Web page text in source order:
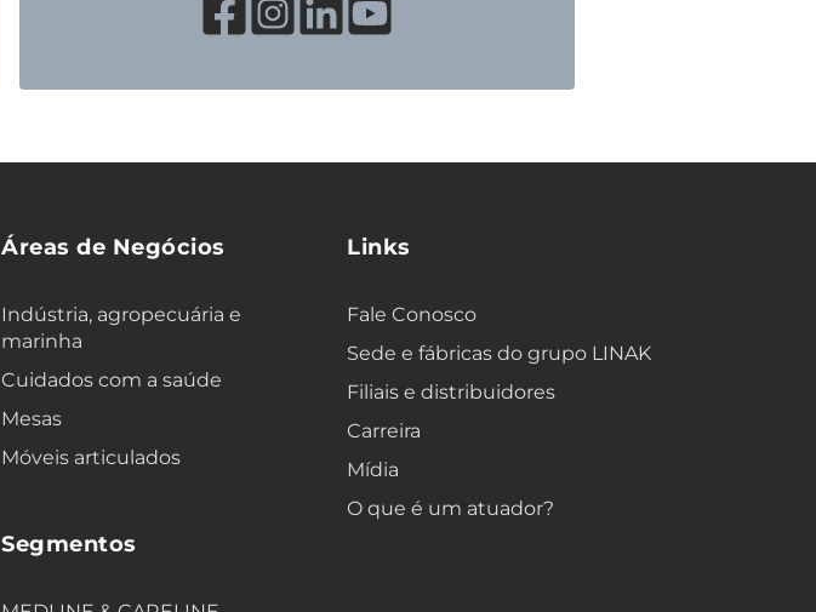
Áreas de Negócios
Indústria, agropecuária e
marinha
Cuidados com a saúde
Mesas
Móveis articulados
Segmentos
Links
Fale Conosco
Sede e fábricas do grupo LINAK
Filiais e distribuidores
Carreira
Mídia
O que é um atuador?